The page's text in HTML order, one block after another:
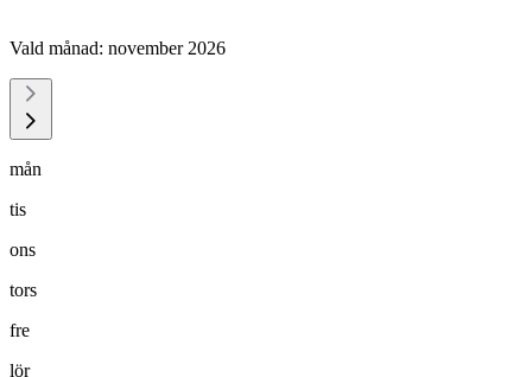
Vald månad: november 2026
mån
tis
ons
tors
fre
lör